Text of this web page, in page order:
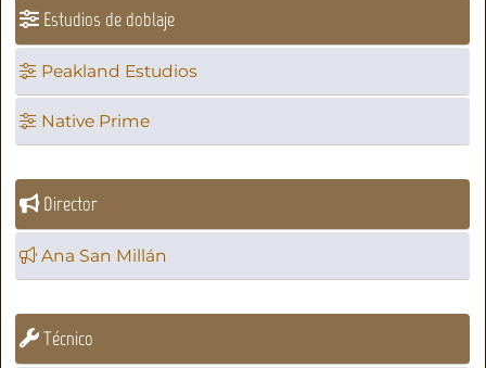
Estudios de doblaje
Peakland Estudios
Native Prime
Director
Ana San Millán
Técnico